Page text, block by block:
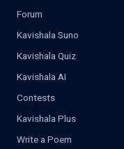
Forum
Kavishala Suno
Kavishala Quiz
Kavishala AI
Contests
Kavishala Plus
Write a Poem